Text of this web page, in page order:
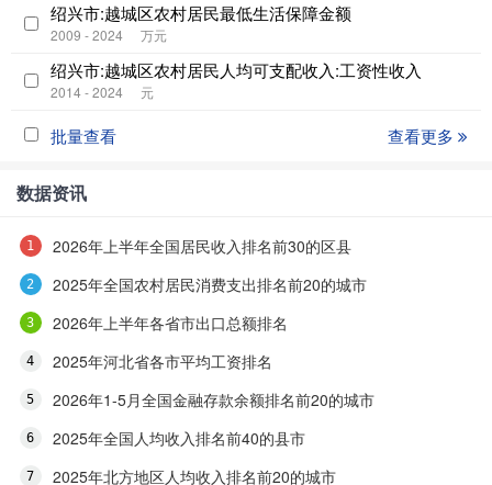
绍兴市:越城区农村居民最低生活保障金额
2009 - 2024 万元
绍兴市:越城区农村居民人均可支配收入:工资性收入
2014 - 2024 元
批量查看 查看更多
数据资讯
2026年上半年全国居民收入排名前30的区县
2025年全国农村居民消费支出排名前20的城市
2026年上半年各省市出口总额排名
2025年河北省各市平均工资排名
2026年1-5月全国金融存款余额排名前20的城市
2025年全国人均收入排名前40的县市
2025年北方地区人均收入排名前20的城市